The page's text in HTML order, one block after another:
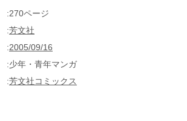
270ページ
芳文社
2005/09/16
少年・青年マンガ
芳文社コミックス